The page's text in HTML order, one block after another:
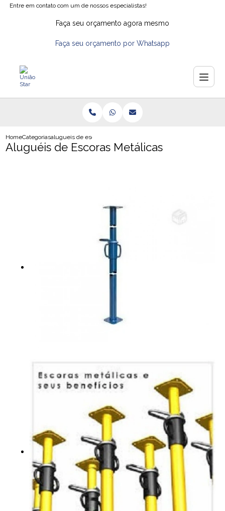
Entre em contato com um de nossos especialistas!
Faça seu orçamento agora mesmo
Faça seu orçamento por Whatsapp
HomeCategoriasalugueis de escoras metalicas
Aluguéis de Escoras Metálicas